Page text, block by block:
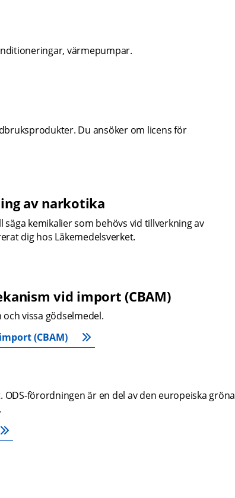
värmepumpar.
Du ansöker om licens för
av narkotika
kemikalier som behövs vid tillverkning av
dig hos Läkemedelsverket.
vid import (CBAM)
vissa gödselmedel.
(CBAM)
förordningen är en del av den europeiska gröna